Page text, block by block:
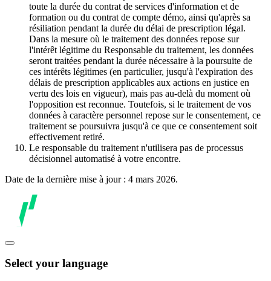
toute la durée du contrat de services d'information et de
formation ou du contrat de compte démo, ainsi qu'après sa
résiliation pendant la durée du délai de prescription légal.
Dans la mesure où le traitement des données repose sur
l'intérêt légitime du Responsable du traitement, les données
seront traitées pendant la durée nécessaire à la poursuite de
ces intérêts légitimes (en particulier, jusqu'à l'expiration des
délais de prescription applicables aux actions en justice en
vertu des lois en vigueur), mais pas au-delà du moment où
l'opposition est reconnue. Toutefois, si le traitement de vos
données à caractère personnel repose sur le consentement, ce
traitement se poursuivra jusqu'à ce que ce consentement soit
effectivement retiré.
Le responsable du traitement n'utilisera pas de processus
décisionnel automatisé à votre encontre.
Date de la dernière mise à jour : 4 mars 2026.
Select your language